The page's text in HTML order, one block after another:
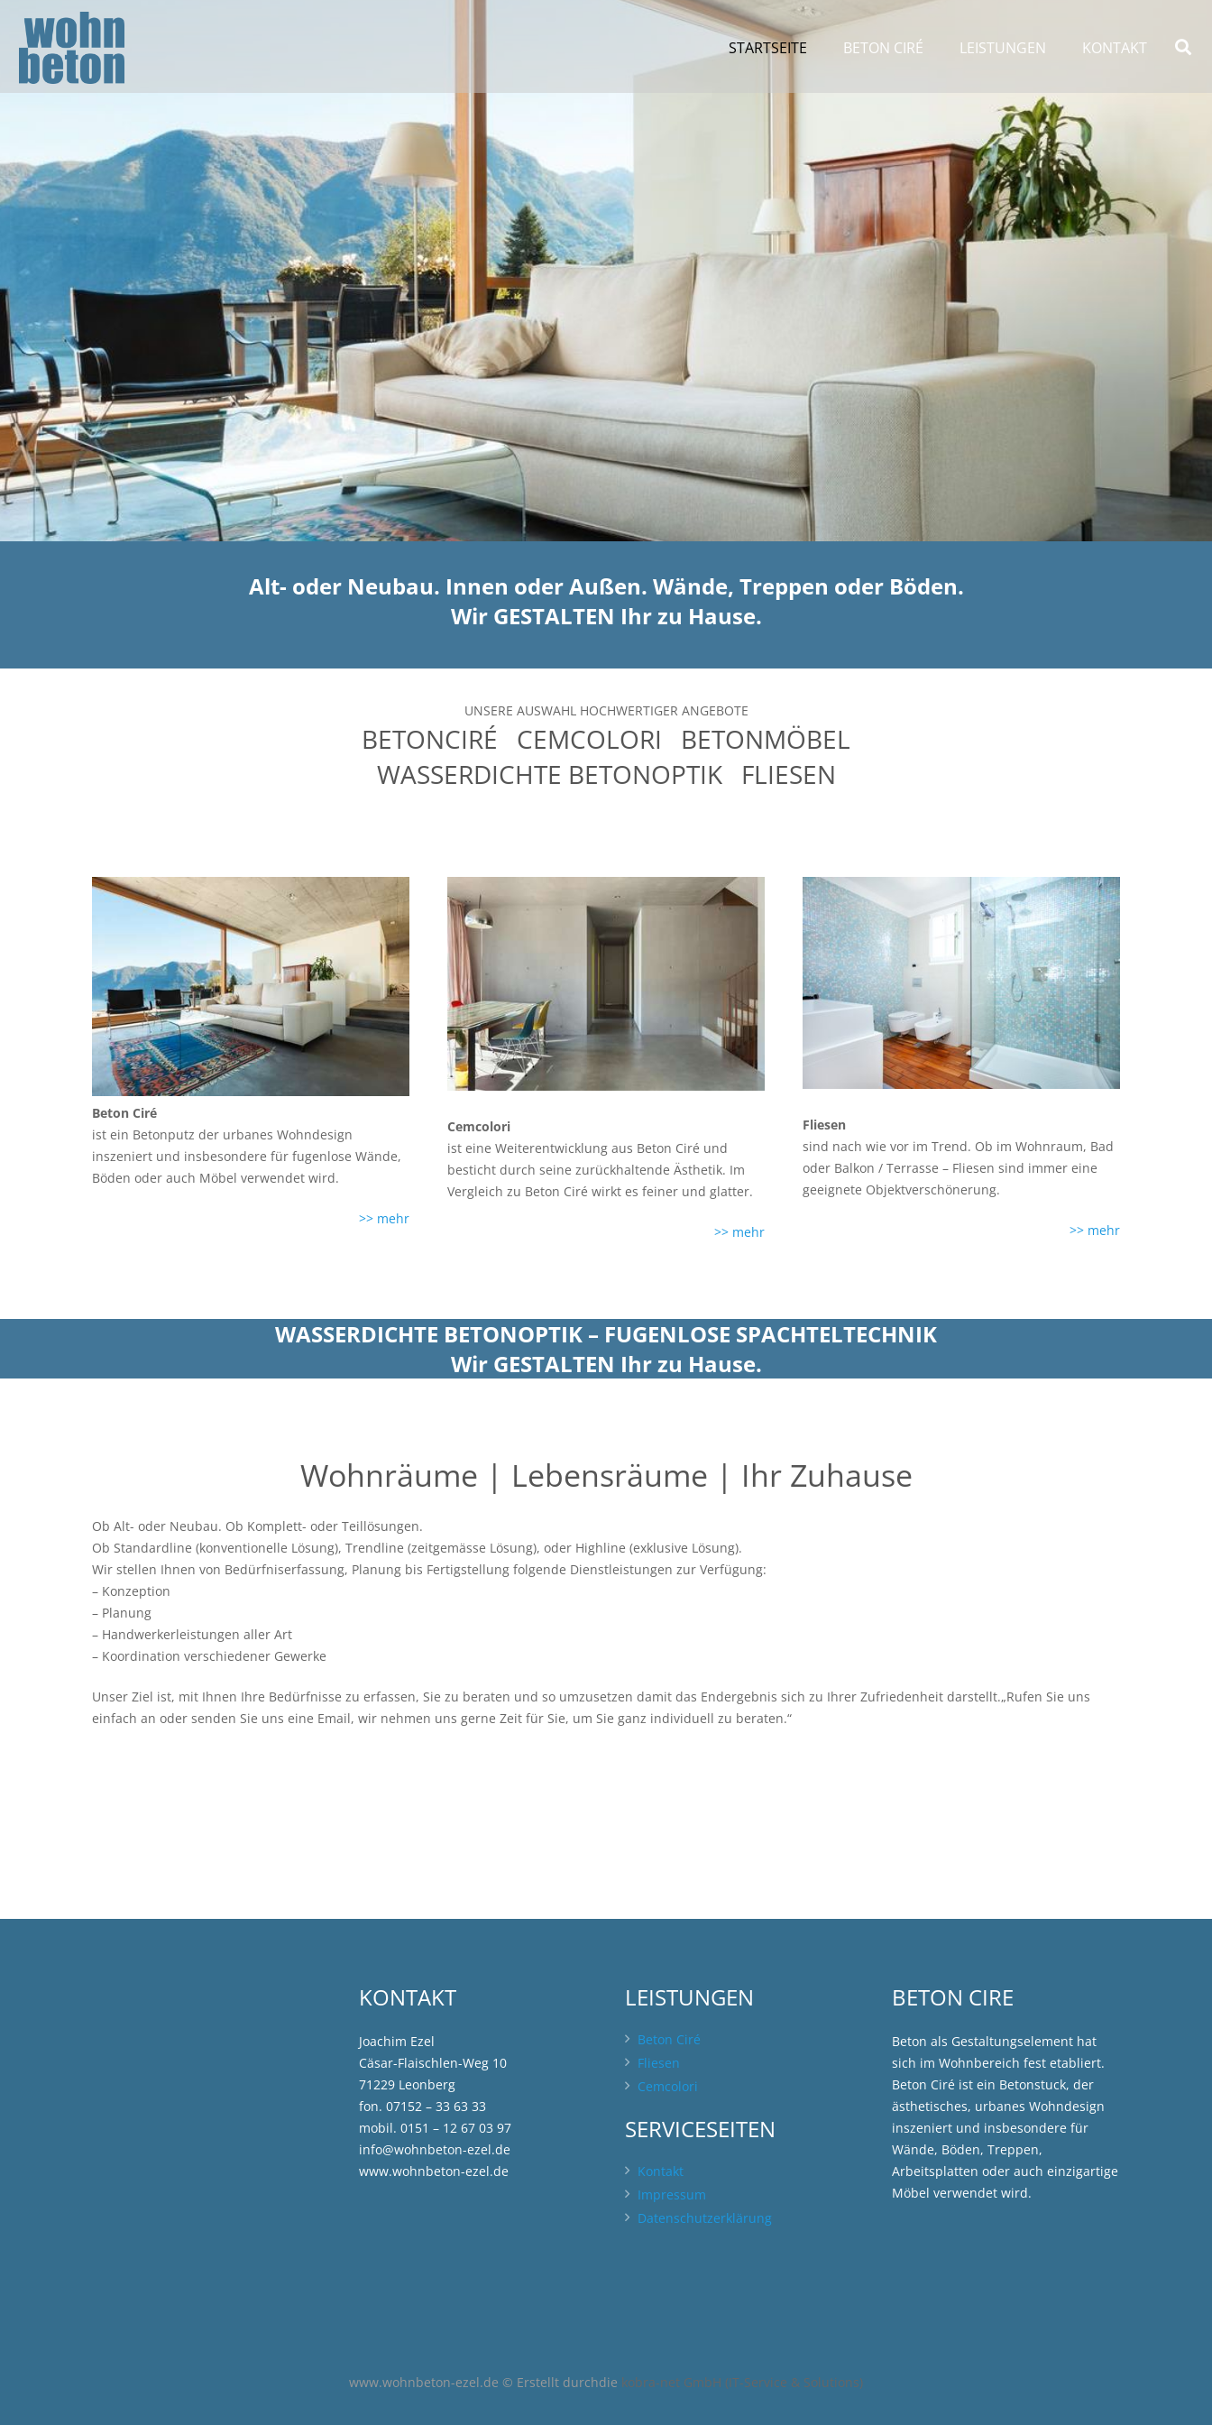
STARTSEITE BETON CIRÉ LEISTUNGEN KONTAKT
Alt- oder Neubau. Innen oder Außen. Wände, Treppen oder Böden.
Wir GESTALTEN Ihr zu Hause.
UNSERE AUSWAHL HOCHWERTIGER ANGEBOTE
BETONCIRÉ CEMCOLORI BETONMÖBEL
WASSERDICHTE BETONOPTIK FLIESEN
Beton Ciré
ist ein Betonputz der urbanes Wohndesign
inszeniert und insbesondere für fugenlose Wände,
Böden oder auch Möbel verwendet wird.
>> mehr
Cemcolori
ist eine Weiterentwicklung aus Beton Ciré und
besticht durch seine zurückhaltende Ästhetik. Im
Vergleich zu Beton Ciré wirkt es feiner und glatter.
>> mehr
Fliesen
sind nach wie vor im Trend. Ob im Wohnraum, Bad
oder Balkon / Terrasse – Fliesen sind immer eine
geeignete Objektverschönerung.
>> mehr
WASSERDICHTE BETONOPTIK – FUGENLOSE SPACHTELTECHNIK
Wir GESTALTEN Ihr zu Hause.
Wohnräume | Lebensräume | Ihr Zuhause
Ob Alt- oder Neubau. Ob Komplett- oder Teillösungen.
Ob Standardline (konventionelle Lösung), Trendline (zeitgemässe Lösung), oder Highline (exklusive Lösung).
Wir stellen Ihnen von Bedürfniserfassung, Planung bis Fertigstellung folgende Dienstleistungen zur Verfügung:
– Konzeption
– Planung
– Handwerkerleistungen aller Art
– Koordination verschiedener Gewerke
Unser Ziel ist, mit Ihnen Ihre Bedürfnisse zu erfassen, Sie zu beraten und so umzusetzen damit das Endergebnis sich zu Ihrer Zufriedenheit darstellt.„Rufen Sie uns
einfach an oder senden Sie uns eine Email, wir nehmen uns gerne Zeit für Sie, um Sie ganz individuell zu beraten.“
KONTAKT
Joachim Ezel
Cäsar-Flaischlen-Weg 10
71229 Leonberg
fon. 07152 – 33 63 33
mobil. 0151 – 12 67 03 97
info@wohnbeton-ezel.de
www.wohnbeton-ezel.de
LEISTUNGEN
Beton Ciré
Fliesen
Cemcolori
SERVICESEITEN
Kontakt
Impressum
Datenschutzerklärung
BETON CIRE
Beton als Gestaltungselement hat
sich im Wohnbereich fest etabliert.
Beton Ciré ist ein Betonstuck, der
ästhetisches, urbanes Wohndesign
inszeniert und insbesondere für
Wände, Böden, Treppen,
Arbeitsplatten oder auch einzigartige
Möbel verwendet wird.
www.wohnbeton-ezel.de © Erstellt durchdie kobra-net GmbH (IT-Service & Solutions)